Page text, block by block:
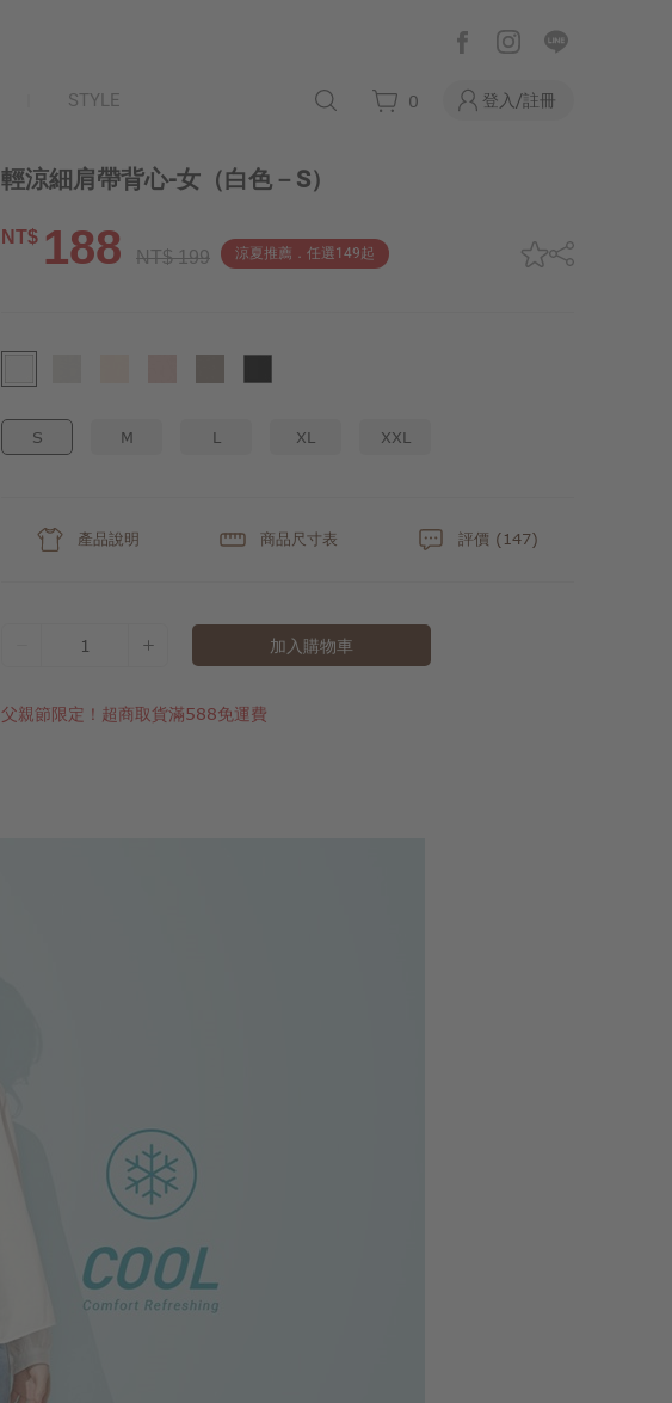
STYLE 0 登入/註冊
輕涼細肩帶背心-女 （白色－S）
NT$ 188 NT$ 199 涼夏推薦．任選149起
S M L XL XXL
產品說明 商品尺寸表 評價 (147)
1 加入購物車
父親節限定！超商取貨滿588免運費